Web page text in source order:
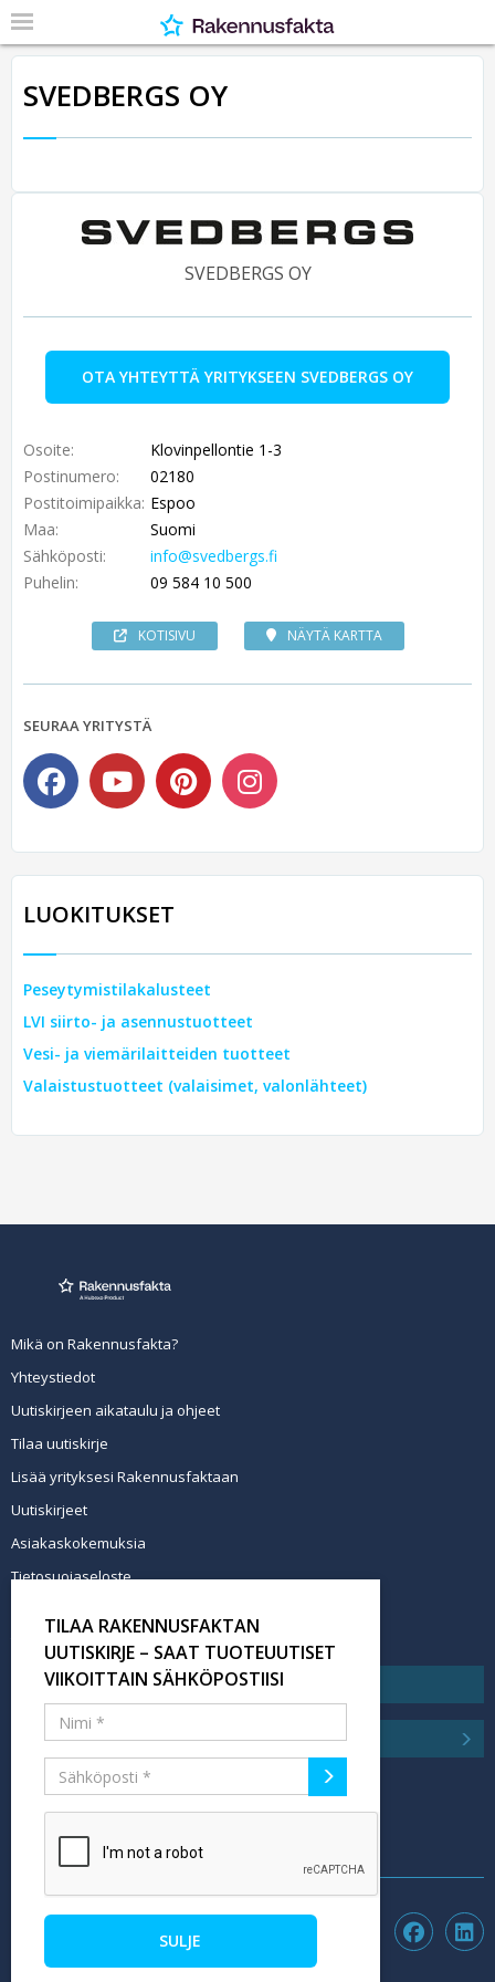
SVEDBERGS OY
SVEDBERGS OY
OTA YHTEYTTÄ YRITYKSEEN SVEDBERGS OY
Osoite:
Klovinpellontie 1-3
Postinumero:
02180
Postitoimipaikka: Espoo
Maa:
Suomi
Sähköposti:
info@svedbergs.fi
Puhelin:
09 584 10 500
KOTISIVU NÄYTÄ KARTTA
SEURAA YRITYSTÄ
LUOKITUKSET
Peseytymistilakalusteet
LVI siirto- ja asennustuotteet
Vesi- ja viemärilaitteiden tuotteet
Valaistustuotteet (valaisimet, valonlähteet)
Mikä on Rakennusfakta?
Yhteystiedot
Uutiskirjeen aikataulu ja ohjeet
Tilaa uutiskirje
Lisää yrityksesi Rakennusfaktaan
Uutiskirjeet
Asiakaskokemuksia
Tietosuojaseloste
Tilaa uutiskirje
TILAA RAKENNUSFAKTAN
UUTISKIRJE – SAAT TUOTEUUTISET
VIIKOITTAIN SÄHKÖPOSTIISI
SULJE